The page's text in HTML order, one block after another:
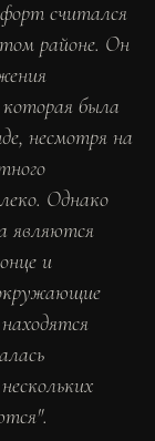
считался
районе. Он
была
несмотря на
Однако
являются
и